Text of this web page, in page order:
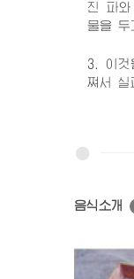
진 파
물을 두
3. 이것
쪄서 실
음식소개